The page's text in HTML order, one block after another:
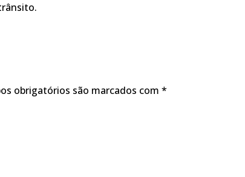
obrigatórios são marcados com *